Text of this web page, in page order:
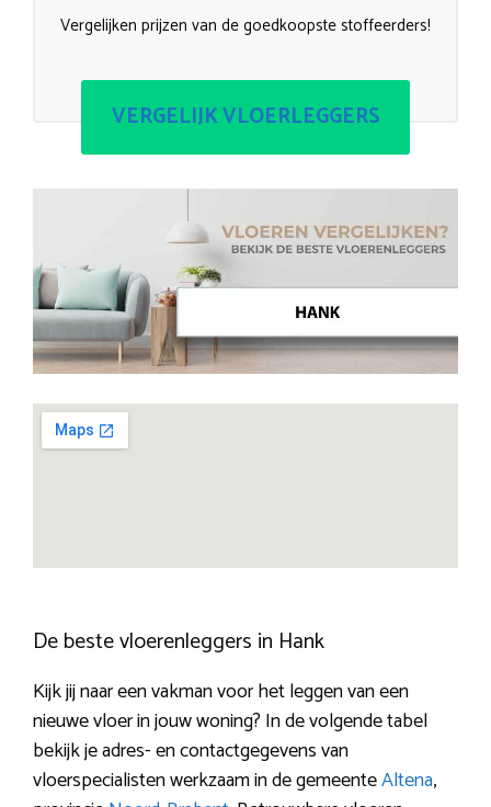
Vergelijken prijzen van de goedkoopste stoffeerders!
VERGELIJK VLOERLEGGERS
De beste vloerenleggers in Hank
Kijk jij naar een vakman voor het leggen van een
nieuwe vloer in jouw woning? In de volgende tabel
bekijk je adres- en contactgegevens van
vloerspecialisten werkzaam in de gemeenteAltena,